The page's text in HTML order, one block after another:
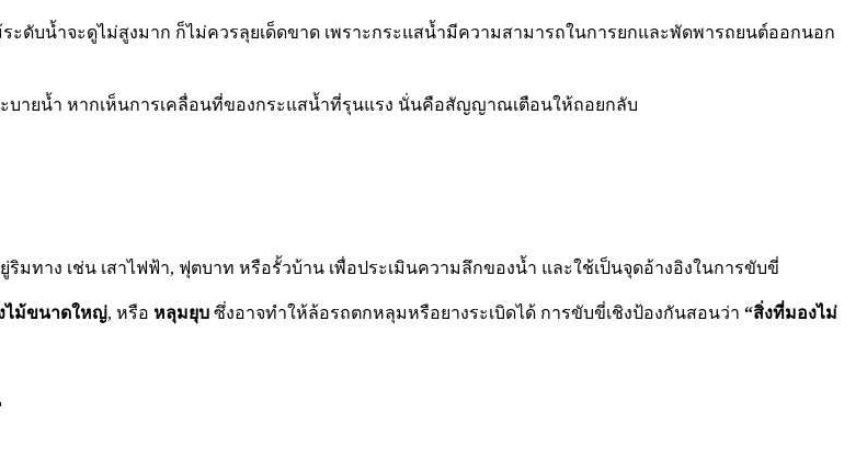
ะดับน้ำจะดูไม่สูงมาก ก็ไม่ควรลุยเด็ดขาด เพราะกระแสน้ำมีความสามารถในการยกและพัดพารถยนต์ออกนอก
บายน้ำ หากเห็นการเคลื่อนที่ของกระแสน้ำที่รุนแรง นั่นคือสัญญาณเตือนให้ถอยกลับ
มทาง เช่น เสาไฟฟ้า, ฟุตบาท หรือรั้วบ้าน เพื่อประเมินความลึกของน้ำ และใช้เป็นจุดอ้างอิงในการขับขี่
ไม้ขนาดใหญ่, หรือ หลุมยุบ ซึ่งอาจทำให้ล้อรถตกหลุมหรือยางระเบิดได้ การขับขี่เชิงป้องกันสอนว่า “สิ่งที่มองไม่